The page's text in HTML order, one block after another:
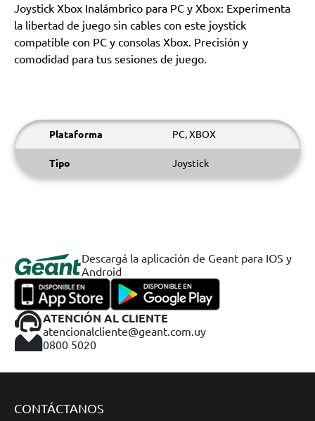
Joystick Xbox Inalámbrico para PC y Xbox: Experimenta
la libertad de juego sin cables con este joystick
compatible con PC y consolas Xbox. Precisión y
comodidad para tus sesiones de juego.
Plataforma PC, XBOX
Tipo Joystick
Descargá la aplicación de Geant para IOS y
Android
ATENCIÓN AL CLIENTE
atencionalcliente@geant.com.uy
0800 5020
CONTÁCTANOS